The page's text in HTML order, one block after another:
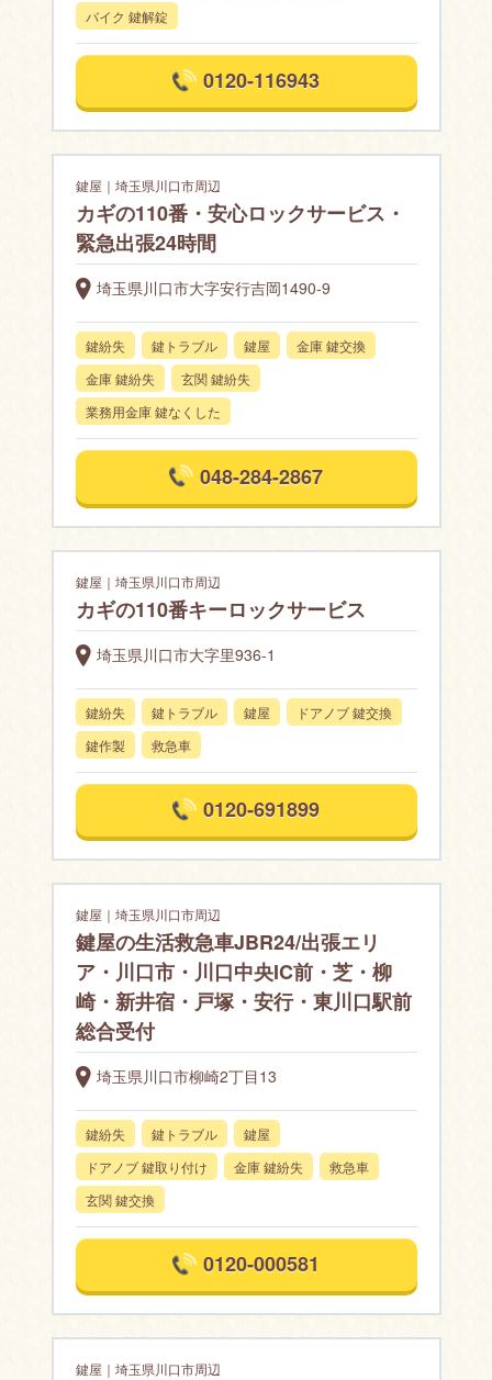
バイク 鍵解錠
0120-116943
鍵屋｜埼玉県川口市周辺
カギの110番・安心ロックサービス・
緊急出張24時間
埼玉県川口市大字安行吉岡1490-9
鍵紛失 鍵トラブル 鍵屋
金庫 鍵交換
金庫 鍵紛失
玄関 鍵紛失
業務用金庫 鍵なくした
048-284-2867
鍵屋｜埼玉県川口市周辺
カギの110番キーロックサービス
埼玉県川口市大字里936-1
鍵紛失 鍵トラブル 鍵屋
ドアノブ 鍵交換
鍵作製
救急車
0120-691899
鍵屋｜埼玉県川口市周辺
鍵屋の生活救急車JBR24/出張エリ
ア・川口市・川口中央IC前・芝・柳
崎・新井宿・戸塚・安行・東川口駅前
総合受付
埼玉県川口市柳崎2丁目13
鍵紛失 鍵トラブル
鍵屋
ドアノブ 鍵取り付け
金庫 鍵紛失
救急車
玄関 鍵交換
0120-000581
鍵屋｜埼玉県川口市周辺